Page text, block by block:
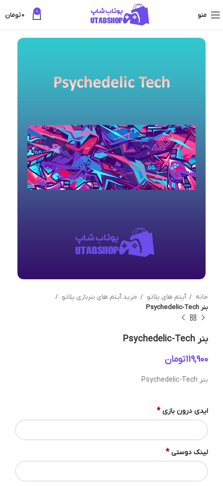
منو 0
0تومان
خانه آیتم های پلاتو
خرید آیتم های بنربازی پلاتو
بنر Psychedelic-Tech
بنر Psychedelic-Tech
تومان
بنر Psychedelic-Tech
ایدی درون بازی *
لینک دوستی *